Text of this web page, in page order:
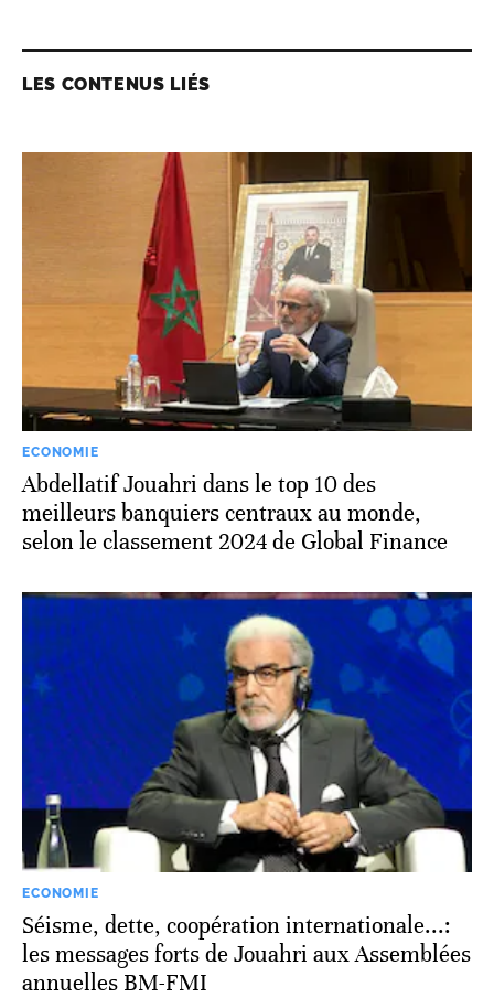
LES CONTENUS LIÉS
ECONOMIE
Abdellatif Jouahri dans le top 10 des
meilleurs banquiers centraux au monde,
selon le classement 2024 de Global Finance
ECONOMIE
Séisme, dette, coopération internationale...:
les messages forts de Jouahri aux Assemblées
annuelles BM-FMI